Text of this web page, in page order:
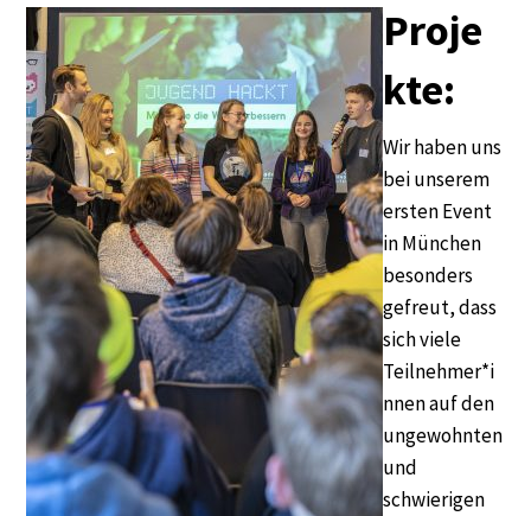
Proje
kte:
Wir haben uns
bei unserem
ersten Event
in München
besonders
gefreut, dass
sich viele
Teilnehmer*i
nnen auf den
ungewohnten
und
schwierigen